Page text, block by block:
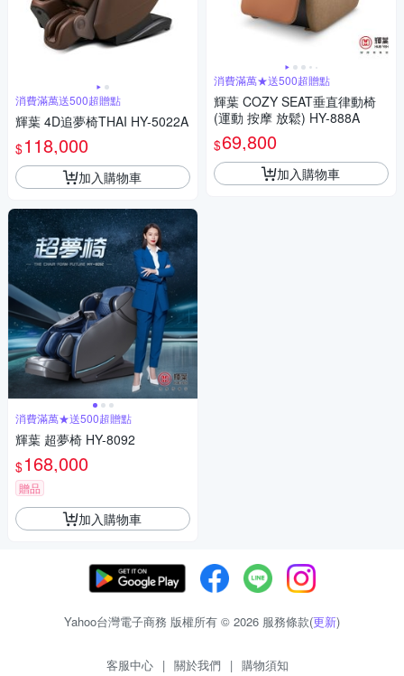
消費滿萬送500超贈點
輝葉 4D追夢椅THAI HY-5022A
$118,000
加入購物車
消費滿萬★送500超贈點
輝葉 超夢椅 HY-8092
$168,000
贈品
加入購物車
消費滿萬★送500超贈點
輝葉 COZY SEAT垂直律動椅
(運動 按摩 放鬆) HY-888A
$69,800
加入購物車
Yahoo台灣電子商務 版權所有 © 2026 服務條款(更新)
客服中心 | 關於我們 | 購物須知